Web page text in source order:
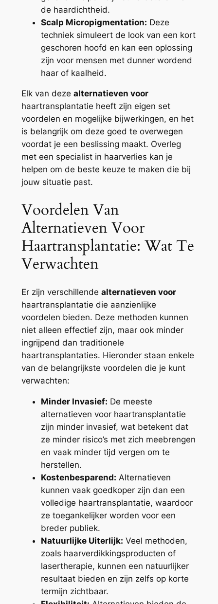
de haardichtheid.
Scalp Micropigmentation: Deze
techniek simuleert de look van een kort
geschoren hoofd en kan een oplossing
zijn voor mensen met dunner wordend
haar of kaalheid.
Elk van deze alternatieven voor
haartransplantatie heeft zijn eigen set
voordelen en mogelijke bijwerkingen, en het
is belangrijk om deze goed te overwegen
voordat je een beslissing maakt. Overleg
met een specialist in haarverlies kan je
helpen om de beste keuze te maken die bij
jouw situatie past.
Voordelen Van
Alternatieven Voor
Haartransplantatie: Wat Te
Verwachten
Er zijn verschillende alternatieven voor
haartransplantatie die aanzienlijke
voordelen bieden. Deze methoden kunnen
niet alleen effectief zijn, maar ook minder
ingrijpend dan traditionele
haartransplantaties. Hieronder staan enkele
van de belangrijkste voordelen die je kunt
verwachten:
Minder Invasief: De meeste
alternatieven voor haartransplantatie
zijn minder invasief, wat betekent dat
ze minder risico’s met zich meebrengen
en vaak minder tijd vergen om te
herstellen.
Kostenbesparend: Alternatieven
kunnen vaak goedkoper zijn dan een
volledige haartransplantatie, waardoor
ze toegankelijker worden voor een
breder publiek.
Natuurlijke Uiterlijk: Veel methoden,
zoals haarverdikkingsproducten of
lasertherapie, kunnen een natuurlijker
resultaat bieden en zijn zelfs op korte
termijn zichtbaar.